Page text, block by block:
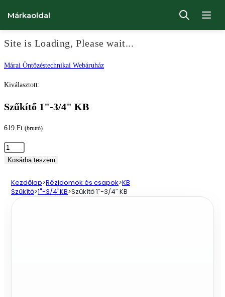
Site is Loading, Please wait...
Ugrás
Márai Öntözéstechnikai Webáruház
Márkaoldal
Kiválasztott:
Szűkítő 1"-3/4" KB
619 Ft (bruttó)
Szűkítő
1"-3/4"
mennyiség
Kosárba teszem
Kezdőlap>Rézidomok és csapok>KB
Szűkítő>1"-3/4"KB>Szűkítő 1″-3/4″ KB